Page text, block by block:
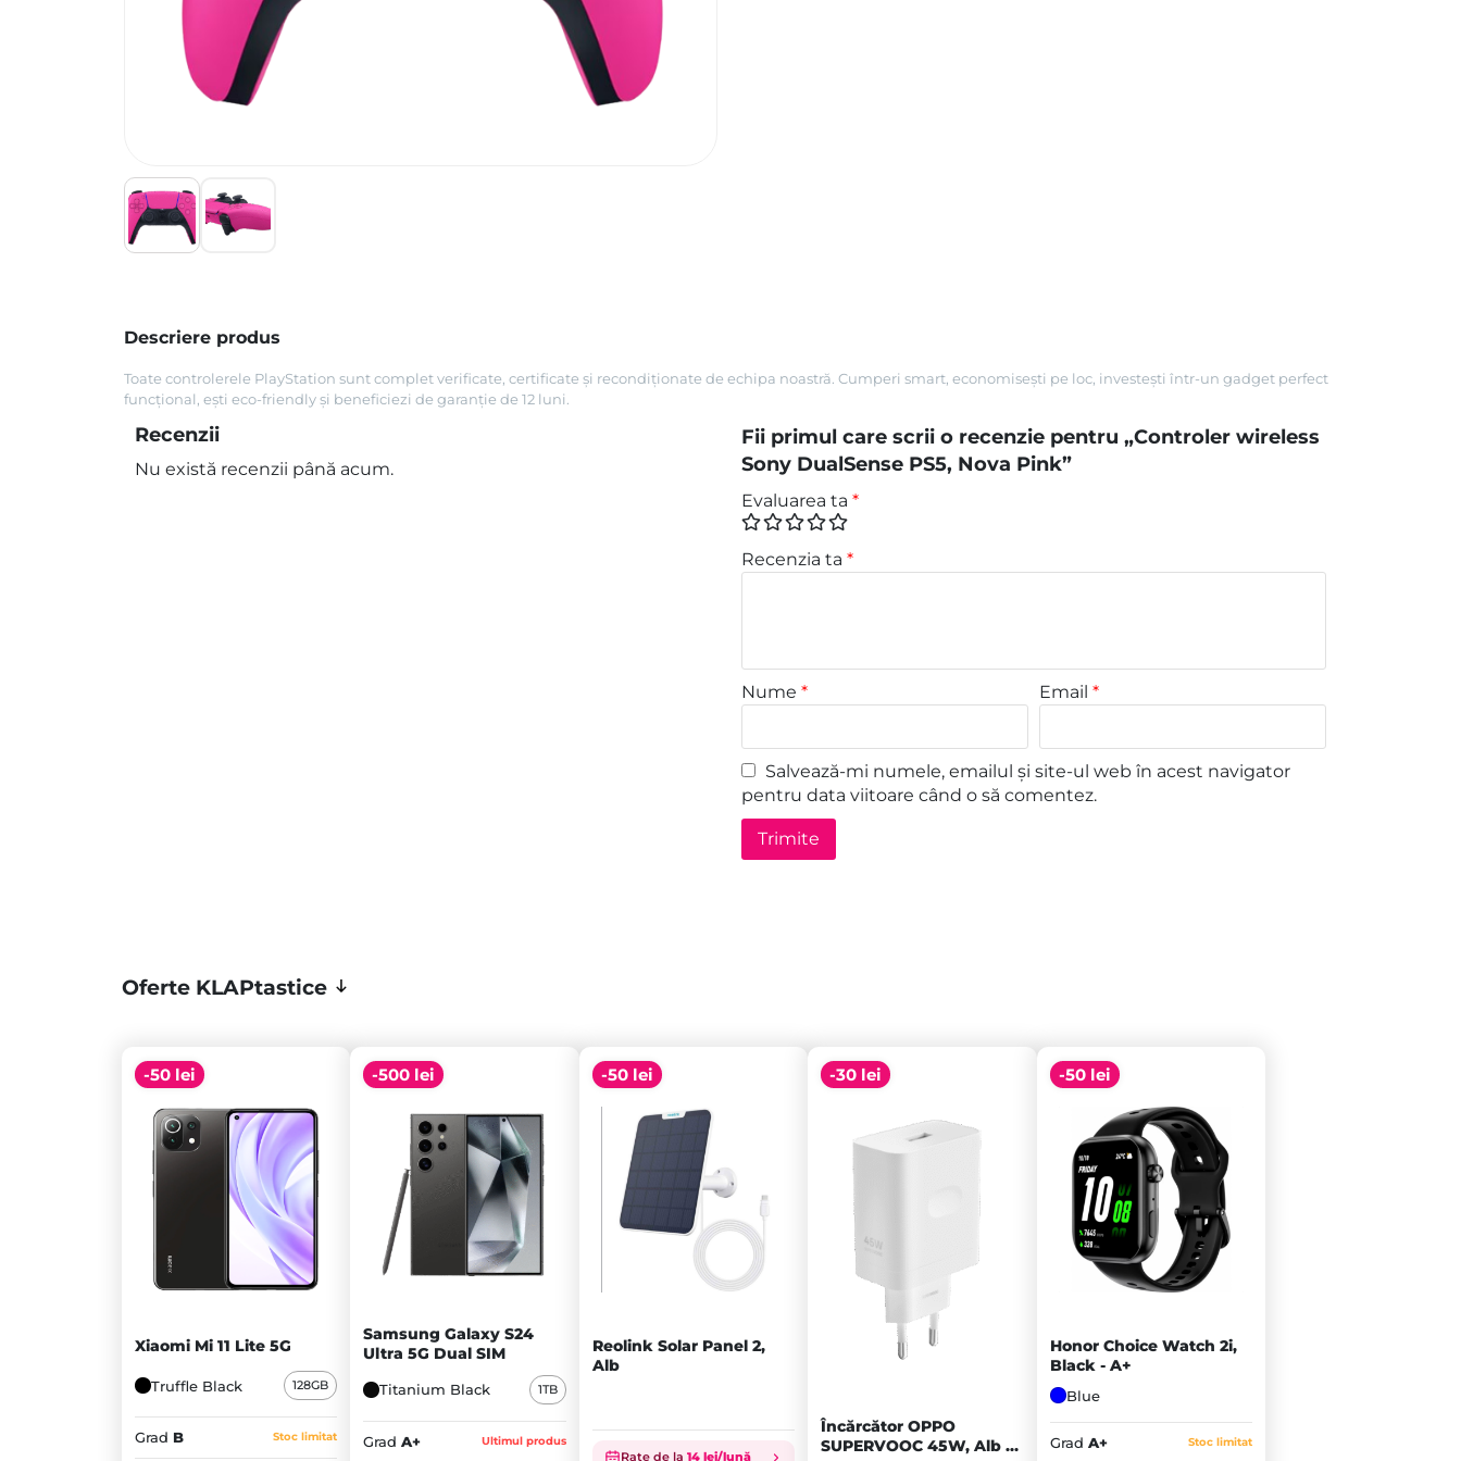
Descriere produs
Toate controlerele PlayStation sunt complet verificate, certificate și recondiționate de echipa noastră. Cumperi smart, economisești pe loc, investești într-un gadget perfect
funcțional, ești eco-friendly și beneficiezi de garanție de 12 luni.
Recenzii
Nu există recenzii până acum.
Fii primul care scrii o recenzie pentru „Controler wireless
Sony DualSense PS5, Nova Pink”
Evaluarea ta *
Recenzia ta *
Nume * Email*
Salvează-mi numele, emailul și site-ul web în acest navigator
pentru data viitoare când o să comentez.
Oferte KLAPtastice
-50 lei
Xiaomi Mi 11 Lite 5G
Truffle Black 128GB
Grad B Stoc limitat
-500 lei
Samsung Galaxy S24
Ultra 5G Dual SIM
Titanium Black 1TB
Grad A+ Ultimul produs
-50 lei
Reolink Solar Panel 2,
Alb
Rate de la 14 lei/lună
-30 lei
Încărcător OPPO
SUPERVOOC 45W, Alb -
-50 lei
Honor Choice Watch 2i,
Black - A+
Blue
Grad A+ Stoc limitat